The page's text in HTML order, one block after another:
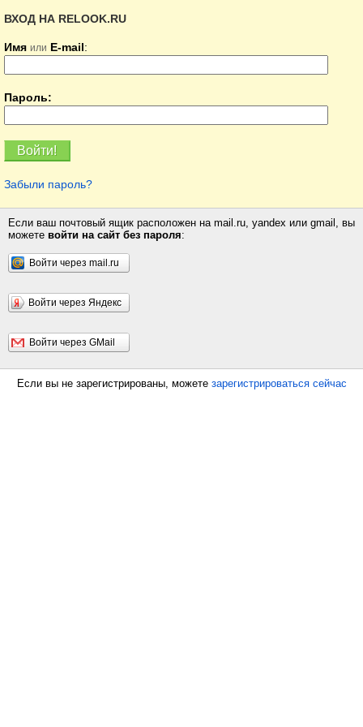
ВХОД НА RELOOK.RU
Имя или E-mail:
Пароль:
Забыли пароль?
Если ваш почтовый ящик расположен на mail.ru, yandex или gmail, вы
можете войти на сайт без пароля:
Войти через mail.ru
Войти через Яндекс
Войти через GMail
Если вы не зарегистрированы, можете зарегистрироваться сейчас